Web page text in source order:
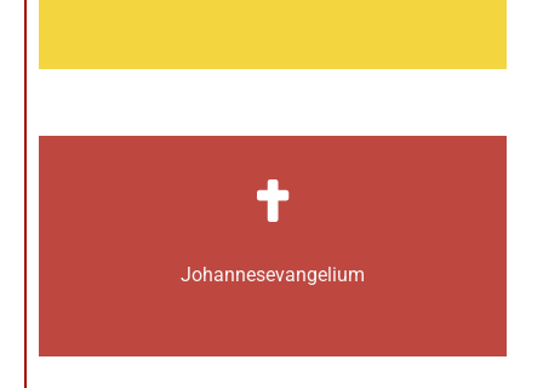
Johannes­­evangelium